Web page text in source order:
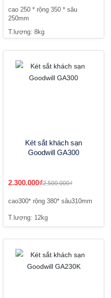
cao 250 * rộng 350 * sâu
250mm
T.lượng: 8kg
Két sắt khách sạn
Goodwill GA300
2.300.000₫2.500.000₫
cao300* rộng 380* sâu310mm
T.lượng: 12kg